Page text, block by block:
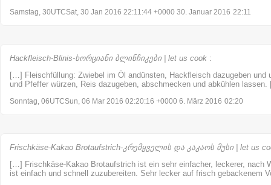
Samstag, 30UTCSat, 30 Jan 2016 22:11:44 +0000 30. Januar 2016 22:11
Hackfleisch-Blinis-ხორციანი ბლინჩიკები | let us cook :
[…] Fleischfüllung: Zwiebel im Öl andünsten, Hackfleisch dazugeben und
und Pfeffer würzen, Reis dazugeben, abschmecken und abkühlen
Sonntag, 06UTCSun, 06 Mar 2016 02:20:16 +0000 6. März 2016 02:20
Frischkäse-Kakao Brotaufstrich-კრემყველის და კაკაოს მუსი | let us
[…] Frischkäse-Kakao Brotaufstrich ist ein sehr einfacher, leckerer, nach
ist einfach und schnell zuzubereiten. Sehr lecker auf frisch gebackenem